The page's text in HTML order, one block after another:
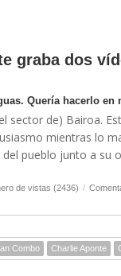
graba dos
Quería hacerlo en
sector de) Bairoa.
mientras lo
pueblo junto a su
de vistas (2436) /
Combo Charlie Aponte